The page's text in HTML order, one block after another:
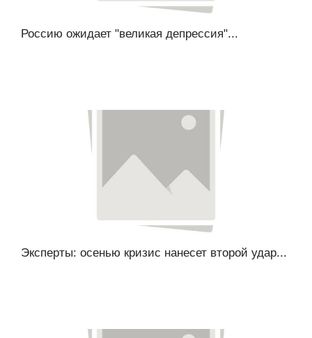
Россию ожидает "великая депрессия"...
Эксперты: осенью кризис нанесет второй удар...